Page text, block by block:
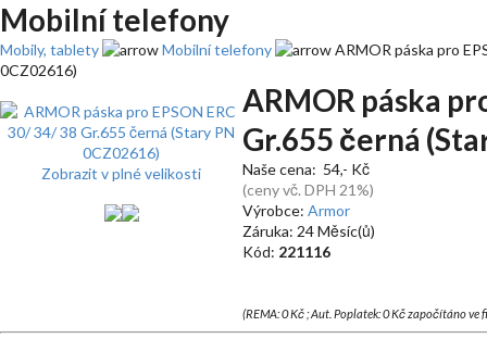
Mobilní telefony
Mobily, tablety Mobilní telefony
ARMOR páska pro
0CZ02616)
Zobrazit v plné velikosti
ARMOR páska
Gr.655 černá
Naše cena: 54,- Kč
(ceny vč. DPH 21%)
Výrobce: Armor
Záruka: 24 Měsíc(ů)
Kód: 221116
(REMA: 0 Kč ; Aut. Poplatek: 0 Kč započítáno